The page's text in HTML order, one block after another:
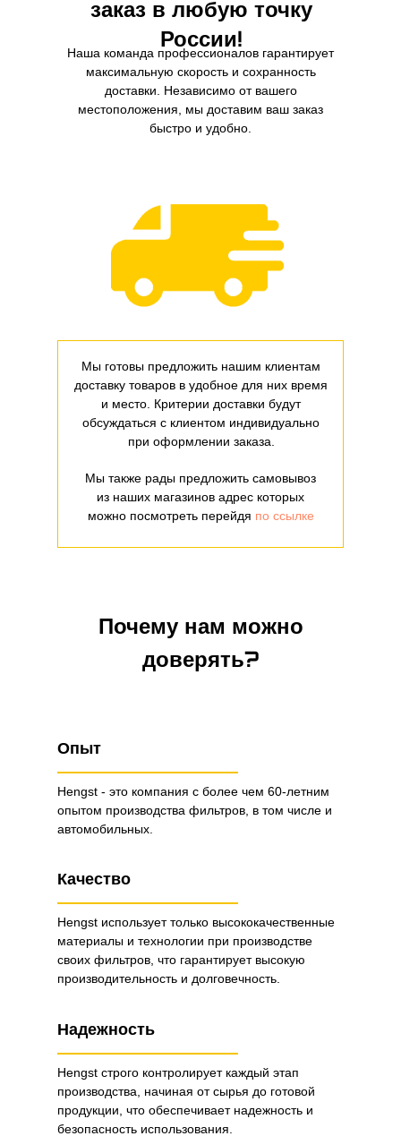
заказ в любую точку
России!
Мы готовы предложить нашим клиентам
доставку товаров в удобное для них время
и место. Критерии доставки будут
обсуждаться с клиентом индивидуально
при оформлении заказа.
Мы также рады предложить самовывоз
из наших магазинов адрес которых
можно посмотреть перейдя по ссылке
Наша команда профессионалов гарантирует
максимальную скорость и сохранность
доставки. Независимо от вашего
местоположения, мы доставим ваш заказ
быстро и удобно.
Почему нам можно
доверять?
Опыт
Hengst - это компания с более чем 60-летним
опытом производства фильтров, в том числе и
автомобильных.
Качество
Надежность
Hengst использует только высококачественные
материалы и технологии при производстве
своих фильтров, что гарантирует высокую
производительность и долговечность.
Hengst строго контролирует каждый этап
производства, начиная от сырья до готовой
продукции, что обеспечивает надежность и
безопасность использования.